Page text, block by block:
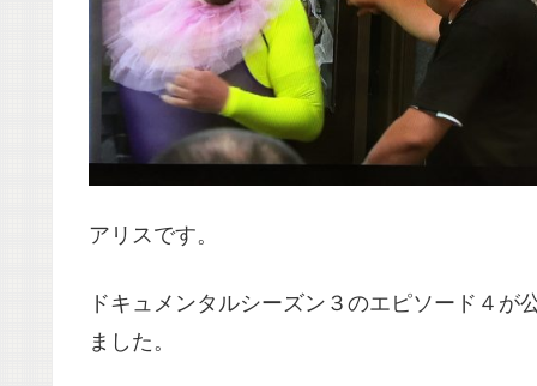
アリスです。
ドキュメンタルシーズン３のエピソード４
ました。